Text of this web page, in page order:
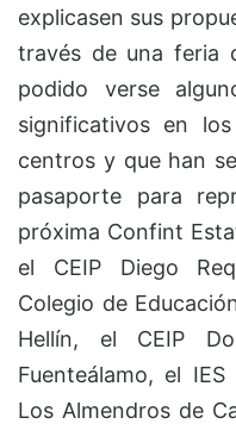
explicasen sus
través de una feria
podido verse
significativos en
centros y que han
pasaporte para
próxima Confint
el CEIP Diego
Colegio de
Hellín, el CEIP
Fuenteálamo, el
Los Almendros de